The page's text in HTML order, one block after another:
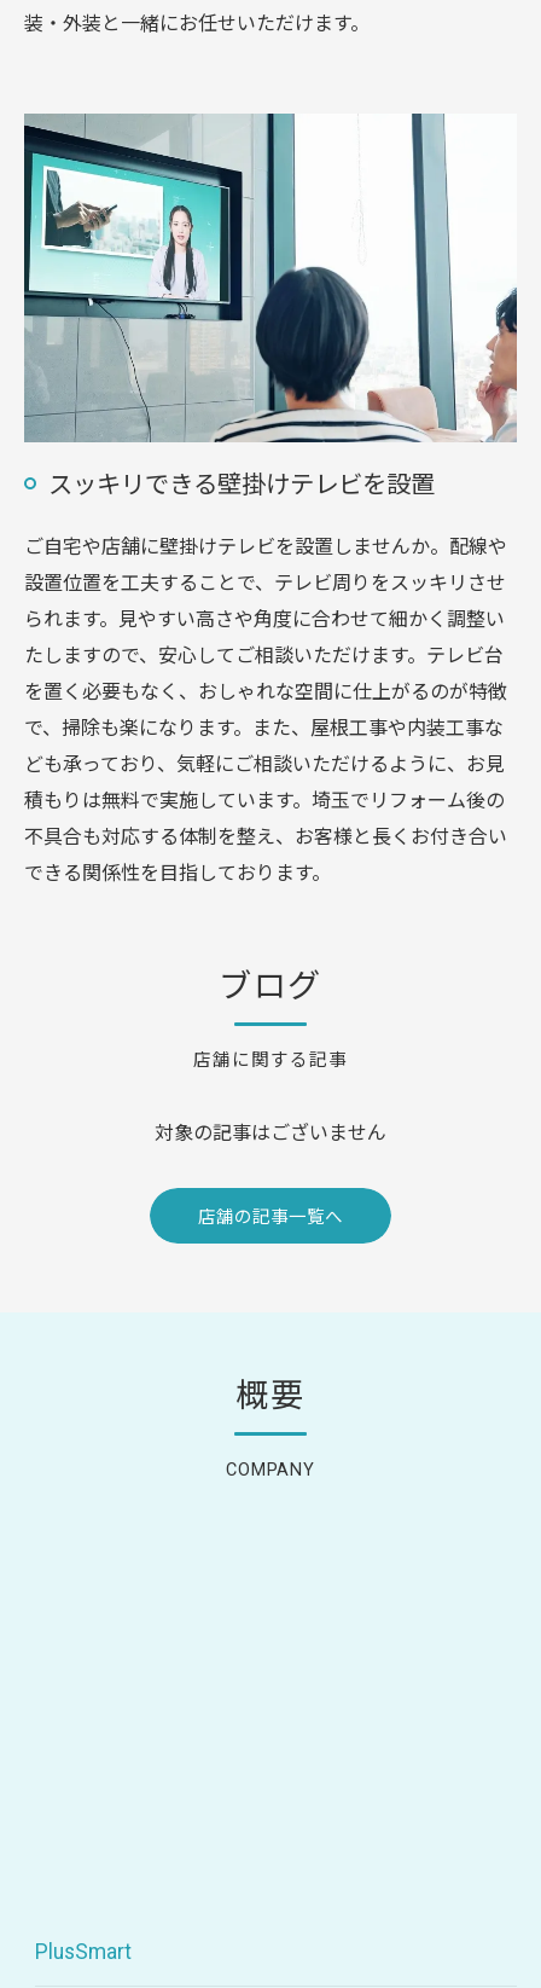
装・外装と一緒にお任せいただけます。
スッキリできる壁掛けテレビを設置
ご自宅や店舗に壁掛けテレビを設置しませんか。配線や
設置位置を工夫することで、テレビ周りをスッキリさせ
られます。見やすい高さや角度に合わせて細かく調整い
たしますので、安心してご相談いただけます。テレビ台
を置く必要もなく、おしゃれな空間に仕上がるのが特徴
で、掃除も楽になります。また、屋根工事や内装工事な
ども承っており、気軽にご相談いただけるように、お見
積もりは無料で実施しています。埼玉でリフォーム後の
不具合も対応する体制を整え、お客様と長くお付き合い
できる関係性を目指しております。
ブログ
店舗に関する記事
対象の記事はございません
店舗の記事一覧へ
概要
COMPANY
PlusSmart